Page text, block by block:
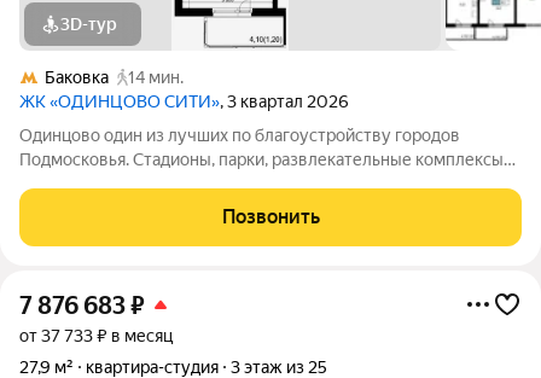
3D-тур
Баковка
14 мин.
ЖК «ОДИНЦОВО СИТИ», 3 квартал 2026
Одинцово один из лучших по благоустройству городов
Подмосковья. Стадионы, парки, развлекательные комплексы
рестораны, салоны красоты и удобные магазины расположены
прямо в вашем дворе, на 1-х
Позвонить
7 876 683₽
от 37 733 ₽ в месяц
27,9 м²
квартира-студия 3 этаж из 25